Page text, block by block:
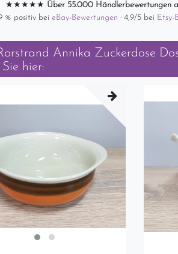
★★★★★ Über 55.000 Händlerbewertungen
% positiv bei eBay-Bewertungen · 4,9/5 bei Etsy-
Annika Zuckerdose
hier: